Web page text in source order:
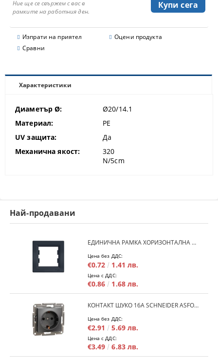
Ние ще се свържем с вас в
рамките на работния ден.
Изпрати на приятел
Оцени продукта
Сравни
Характеристики
Диаметър Ø:
Ø20/14.1
Материал:
PE
UV защита:
Да
Механична якост:
320
N/5cm
Най-продавани
ЕДИНИЧНА РАМКА ХОРИЗОНТАЛНА SCHNEIDER ASFORA EPH5800171 - АНТРАЦИТ
Цена без ДДС:
€0.72 1.41 лв.
Цена с ДДС:
€0.86 1.68 лв.
КОНТАКТ ШУКО 16A SCHNEIDER ASFORA EPH2900171 - АНРАЦИТ
Цена без ДДС:
€2.91 5.69 лв.
Цена с ДДС:
€3.49 6.83 лв.